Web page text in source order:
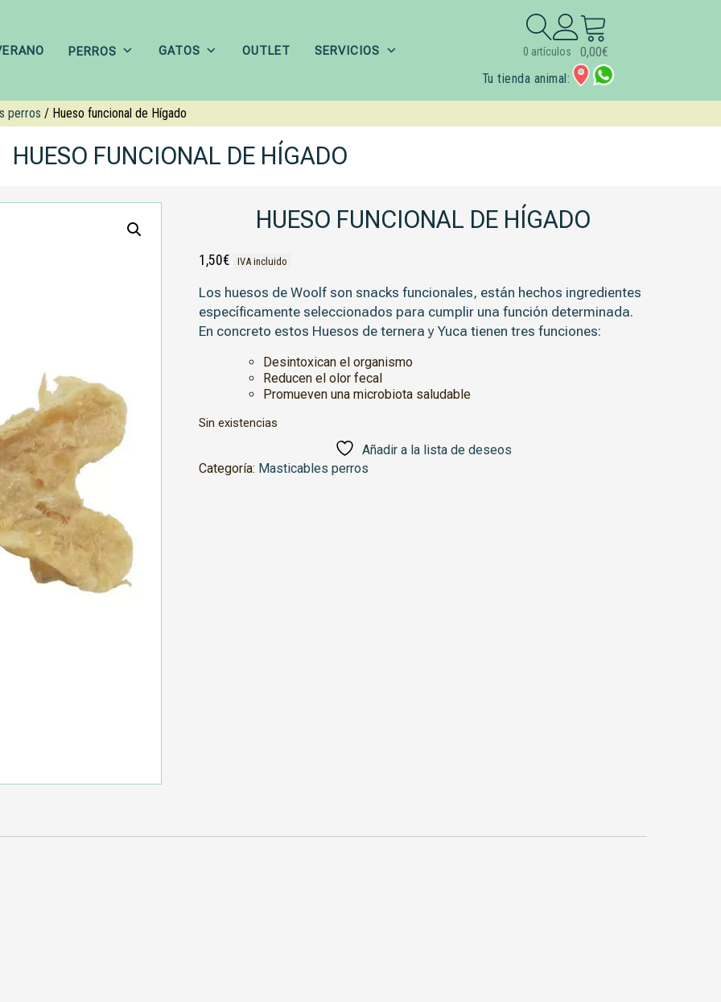
PERROS GATOS OUTLET SERVICIOS
Tu tienda animal:
Buscar:
0,00€
0 artículos
perros / Hueso funcional de Hígado
HUESO FUNCIONAL DE HÍGADO
HUESO FUNCIONAL DE HÍGADO
1,50€ IVA incluido
Los huesos de Woolf son snacks funcionales, están hechos ingredientes
específicamente seleccionados para cumplir una función determinada.
En concreto estos Huesos de ternera y Yuca tienen tres funciones:
Desintoxican el organismo
Reducen el olor fecal
Promueven una microbiota saludable
Sin existencias
Añadir a la lista de deseos
Categoría: Masticables perros